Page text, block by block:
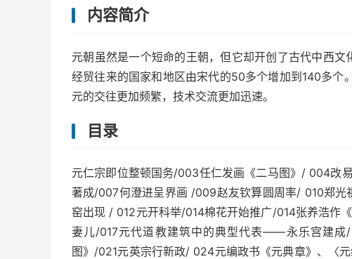
内容简介
元朝虽然是一个短命的王朝，但它却开创了古代中西
经贸往来的国家和地区由宋代的50多个增加到140多个
元的交往更加频繁，技术交流更加迅速。
目录
元仁宗即位整顿国务/003任仁发画《二马图》/ 004改
著成/007何澄进呈界画 /009赵友钦算圆周率/ 010郑光
窑出现 / 012元开科举/014棉花开始推广/014张养浩作
妻儿/017元代道教建筑中的典型代表——永乐宫建成
图》/021元英宗行新政/ 024元编政书《元典章》、〈